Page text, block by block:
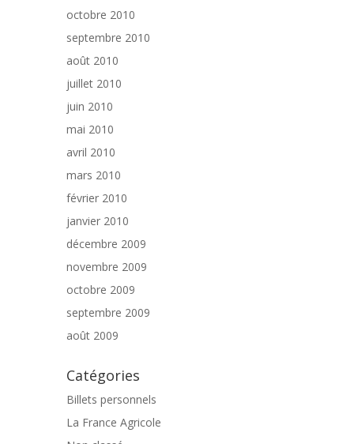
octobre 2010
septembre 2010
août 2010
juillet 2010
juin 2010
mai 2010
avril 2010
mars 2010
février 2010
janvier 2010
décembre 2009
novembre 2009
octobre 2009
septembre 2009
août 2009
Catégories
Billets personnels
La France Agricole